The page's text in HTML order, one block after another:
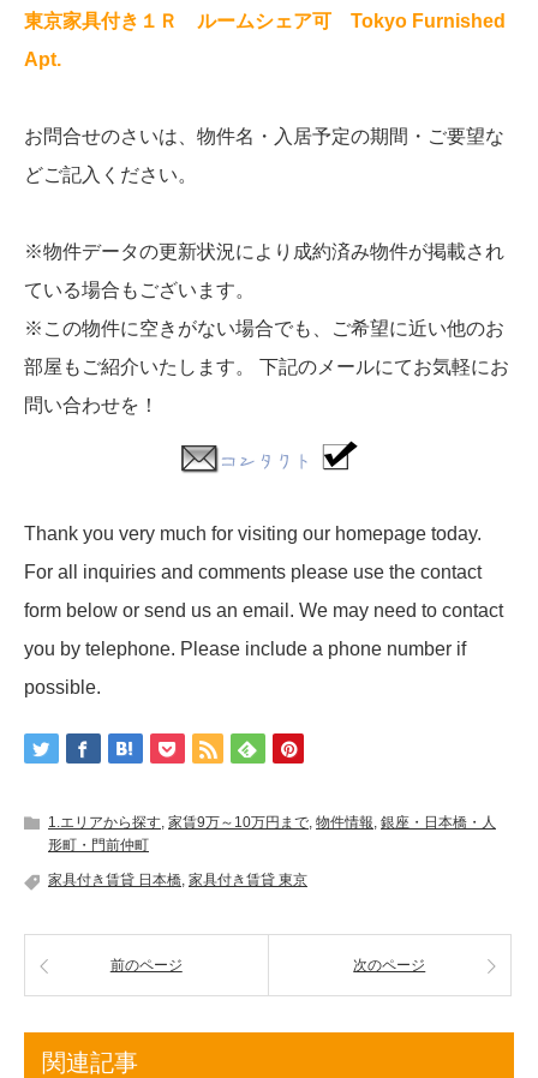
東京家具付き１Ｒ ルームシェア可 Tokyo Furnished
Apt.
お問合せのさいは、物件名・入居予定の期間・ご要望な
どご記入ください。
※物件データの更新状況により成約済み物件が掲載され
ている場合もございます。
※この物件に空きがない場合でも、ご希望に近い他のお
部屋もご紹介いたします。 下記のメールにてお気軽にお
問い合わせを！
Thank you very much for visiting our homepage today.
For all inquiries and comments please use the contact
form below or send us an email. We may need to contact
you by telephone. Please include a phone number if
possible.
1.エリアから探す, 家賃9万～10万円まで, 物件情報, 銀座・日本橋・人
形町・門前仲町
家具付き賃貸 日本橋, 家具付き賃貸 東京
前のページ 次のページ
関連記事